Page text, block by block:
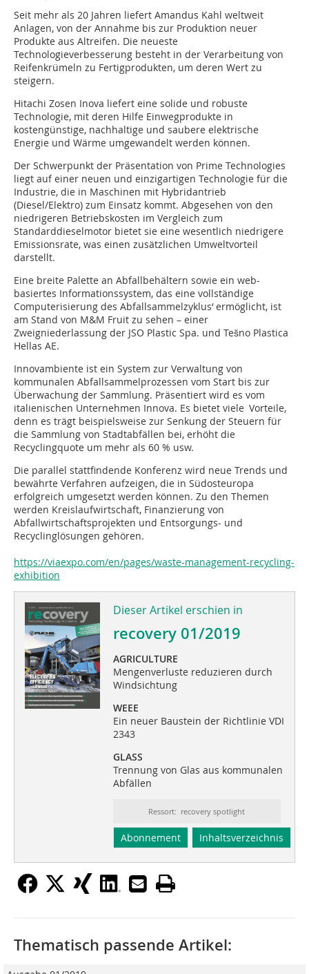
Seit mehr als 20 Jahren liefert Amandus Kahl weltweit
Anlagen, von der Annahme bis zur Produktion neuer
Produkte aus Altreifen. Die neueste
Technologieverbesserung besteht in der Verarbeitung von
Reifenkrümeln zu Fertigprodukten, um deren Wert zu
steigern.
Hitachi Zosen Inova liefert eine solide und robuste
Technologie, mit deren Hilfe Einwegprodukte in
kostengünstige, nachhaltige und saubere elektrische
Energie und Wärme umgewandelt werden können.
Der Schwerpunkt der Präsentation von Prime Technologies
liegt auf einer neuen und einzigartigen Technologie für die
Industrie, die in Maschinen mit Hybridantrieb
(Diesel/Elektro) zum Einsatz kommt. Abgesehen von den
niedrigeren Betriebskosten im Vergleich zum
Standarddieselmotor bietet sie eine wesentlich niedrigere
Emissionsrate, was einen zusätzlichen Umweltvorteil
darstellt.
Eine breite Palette an Abfallbehältern sowie ein web-
basiertes Informationssystem, das eine vollständige
Computerisierung des Abfallsammelzyklus‘ ermöglicht, ist
am Stand von M&M Fruit zu sehen – einer
Zweigniederlassung der JSO Plastic Spa. und Tešno Plastica
Hellas AE.
Innovambiente ist ein System zur Verwaltung von
kommunalen Abfallsammelprozessen vom Start bis zur
Überwachung der Sammlung. Präsentiert wird es vom
italienischen Unternehmen Innova. Es bietet viele Vorteile,
denn es trägt beispielsweise zur Senkung der Steuern für
die Sammlung von Stadtabfällen bei, erhöht die
Recyclingquote um mehr als 60 % usw.
Die parallel stattfindende Konferenz wird neue Trends und
bewährte Verfahren aufzeigen, die in Südosteuropa
erfolgreich umgesetzt werden können. Zu den Themen
werden Kreislaufwirtschaft, Finanzierung von
Abfallwirtschaftsprojekten und Entsorgungs- und
Recyclinglösungen gehören.
https://viaexpo.com/en/pages/waste-management-recycling-
exhibition
Dieser Artikel erschien in
recovery 01/2019
AGRICULTURE
Mengenverluste reduzieren durch
Windsichtung
WEEE
Ein neuer Baustein der Richtlinie VDI
2343
GLASS
Trennung von Glas aus kommunalen
Abfällen
Ressort: recovery spotlight
Abonnement Inhaltsverzeichnis
Thematisch passende Artikel: